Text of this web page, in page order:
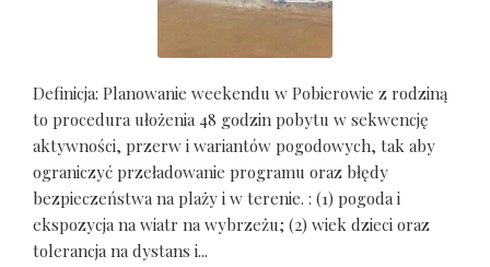
Definicja: Planowanie weekendu w Pobierowie z rodziną
to procedura ułożenia 48 godzin pobytu w sekwencję
aktywności, przerw i wariantów pogodowych, tak aby
ograniczyć przeładowanie programu oraz błędy
bezpieczeństwa na plaży i w terenie. : (1) pogoda i
ekspozycja na wiatr na wybrzeżu; (2) wiek dzieci oraz
tolerancja na dystans i...